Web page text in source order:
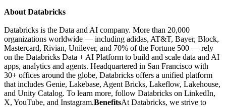
About Databricks
Databricks is the Data and AI company. More than 20,000
organizations worldwide — including adidas, AT&T, Bayer, Block,
Mastercard, Rivian, Unilever, and 70% of the Fortune 500 — rely
on the Databricks Data + AI Platform to build and scale data and AI
apps, analytics and agents. Headquartered in San Francisco with
30+ offices around the globe, Databricks offers a unified platform
that includes Genie, Lakebase, Agent Bricks, Lakeflow, Lakehouse,
and Unity Catalog. To learn more, follow Databricks on LinkedIn,
X, YouTube, and Instagram.BenefitsAt Databricks, we strive to